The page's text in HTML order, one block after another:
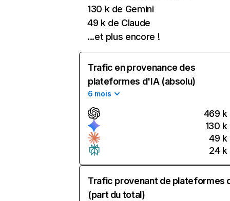
130 k de Gemini
49 k de Claude
...et plus encore !
Trafic en provenance des
plateformes d'IA (absolu)
6 mois
469 k
130 k
49 k
24 k
Trafic provenant de plateformes
(part du total)